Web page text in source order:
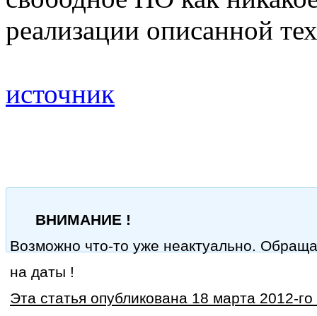
реализации описанной
источник
ВНИМАНИЕ !
Возможно что-то уже неактуально.
на даты !
Эта статья опубликована 18 марта 2012-го